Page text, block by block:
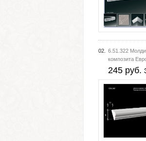
02.
6.51.322
композита
245 руб.